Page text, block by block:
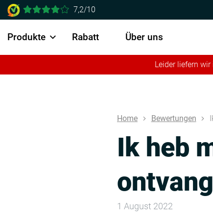
7,2/10
Produkte Rabatt Über uns
Leider liefern
Home Bewertungen
Ik heb
1 August 2022